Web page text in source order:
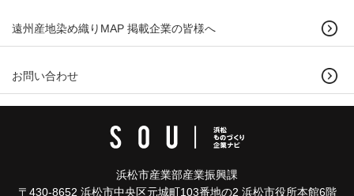
遠州産地染め織りMAP 掲載企業の皆様へ
お問い合わせ
浜松市産業部産業振興課
〒430-8652 浜松市中央区元城町103番地の2 浜松市役所本館6階